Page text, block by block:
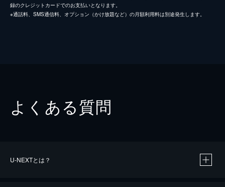
録のクレジットカードでのお支払いとなります。
※通話料、SMS通信料、オプション（かけ放題など）の月額利用料は別途発生します。
よくある質問
U-NEXTとは？